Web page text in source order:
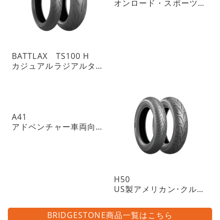
BATTLAX TS100 H
カジュアルラジアルタイヤ
オンロード・スポーツツーリングラジアルタイヤ・チューブレスタイプ
A41
アドベンチャー車両向けトレイル・ラジアルタイヤ・チューブレスタイプ
H50
US製アメリカン･クルーザーに
BRIDGESTONE商品一覧はこちら